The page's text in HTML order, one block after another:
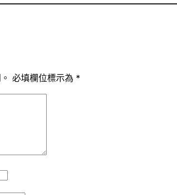
必填欄位標示為 *